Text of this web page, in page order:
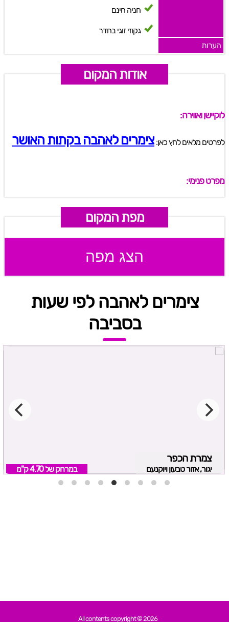
חניה חינם
גקוזי זוגי בחדר
הערות
אודות המקום
לוקיישן ואווירה:
לפרטים מלאים לחץ כאן:צימרים לאהבה בקתות האושר
מפרט פנימי:
מפת המקום
הצג מפה
צימרים לאהבה לפי שעות
בסביבה
צמרת הכפר
יגור, אזור טבעון ויוקנעם במרחק של 4.70 ק"מ
All contents copyright © 2026